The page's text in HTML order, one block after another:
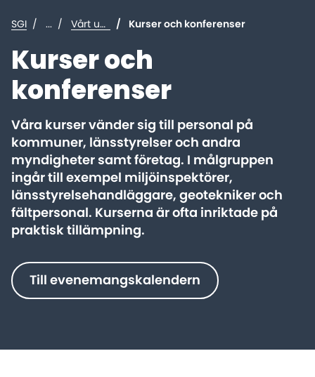
SGI Vårt uppdrag Kurser och konferenser
Kurser och
konferenser
Våra kurser vänder sig till personal på
kommuner, länsstyrelser och andra
myndigheter samt företag. I målgruppen
ingår till exempel miljöinspektörer,
länsstyrelsehandläggare, geotekniker och
fältpersonal. Kurserna är ofta inriktade på
praktisk tillämpning.
Till evenemangskalendern